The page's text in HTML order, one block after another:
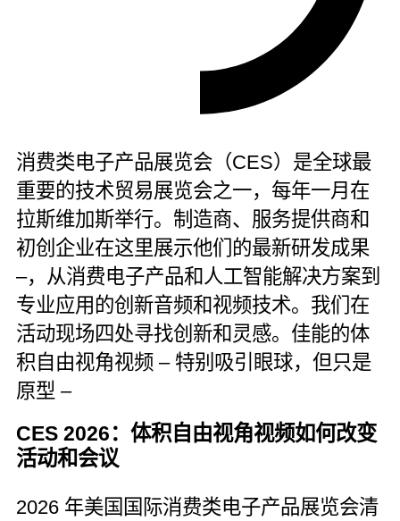
消费类电子产品展览会（CES）是全球最
重要的技术贸易展览会之一，每年一月在
拉斯维加斯举行。制造商、服务提供商和
初创企业在这里展示他们的最新研发成果
–，从消费电子产品和人工智能解决方案到
专业应用的创新音频和视频技术。我们在
活动现场四处寻找创新和灵感。佳能的体
积自由视角视频 – 特别吸引眼球，但只是
原型 –
CES 2026：体积自由视角视频如何改变
活动和会议
2026 年美国国际消费类电子产品展览会清